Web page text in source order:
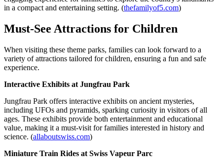
in a compact and entertaining setting. (thefamilyof5.com)
Must-See Attractions for Children
When visiting these theme parks, families can look forward to a
variety of attractions tailored for children, ensuring a fun and safe
experience.
Interactive Exhibits at Jungfrau Park
Jungfrau Park offers interactive exhibits on ancient mysteries,
including UFOs and pyramids, sparking curiosity in visitors of all
ages. These exhibits provide both entertainment and educational
value, making it a must-visit for families interested in history and
science. (allaboutswiss.com)
Miniature Train Rides at Swiss Vapeur Parc